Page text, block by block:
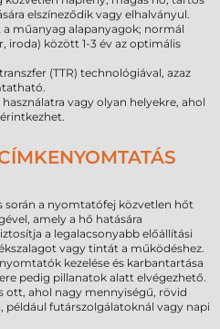
elszíneződik vagy elhalványul.
műanyag alapanyagok; normál
iroda) között 1-3 év az optimális
(TTR) technológiával, azaz
vagy olyan helyekre, ahol
során a nyomtatófej közvetlen hőt
amely a hő hatására
a legalacsonyabb előállítási
vagy tintát a működéshez.
kezelése és karbantartása
pedig pillanatok alatt elvégezhető.
ott, ahol nagy mennyiségű, rövid
például futárszolgálatoknál vagy napi